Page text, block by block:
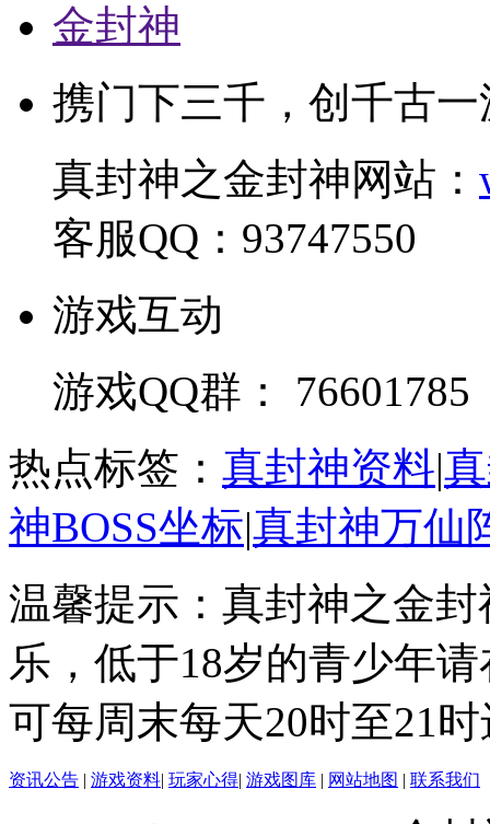
金封神
携门下三千，创千古一
真封神之金封神网站：
客服QQ：93747550
游戏互动
游戏QQ群： 76601785
热点标签： 真封神资料|
神BOSS坐标|真封神万仙
温馨提示：真封神之金
乐，低于18岁的青少年
可每周末每天20时至21
资讯公告 | 游戏资料| 玩家心得| 游戏图库 | 网站地图 | 联系我们